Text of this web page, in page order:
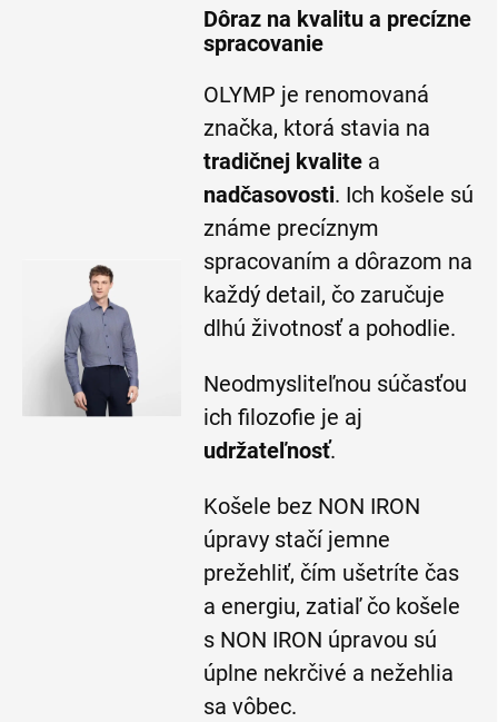
Dôraz na kvalitu a precízne
spracovanie
OLYMP je renomovaná
značkа, ktorá stavia na
tradičnej kvalitea
nadčasovosti. Ich košele sú
známe precíznym
spracovaním a dôrazom na
každý detail, čo zaručuje
dlhú životnosť a pohodlie.
Neodmysliteľnou súčasťou
ich filozofie je aj
udržateľnosť.
Košele bez NON IRON
úpravy stačí jemne
prežehliť, čím ušetríte čas
a energiu, zatiaľ čo košele
s NON IRON úpravou sú
úplne nekrčivé a nežehlia
sa vôbec.